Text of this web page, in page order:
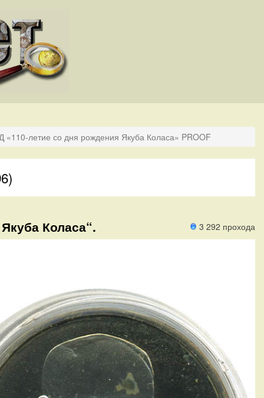
«110-летие со дня рождения Якуба Коласа» PROOF
3 292 прохода
Коласа“.